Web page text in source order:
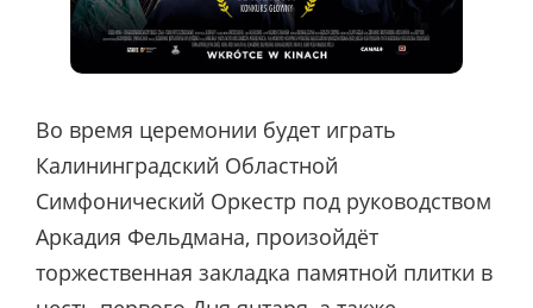
Во время церемонии будет играть
Калининградский Областной
Симфонический Оркестр под руководством
Аркадия Фельдмана, произойдёт
торжественная закладка памятной плитки в